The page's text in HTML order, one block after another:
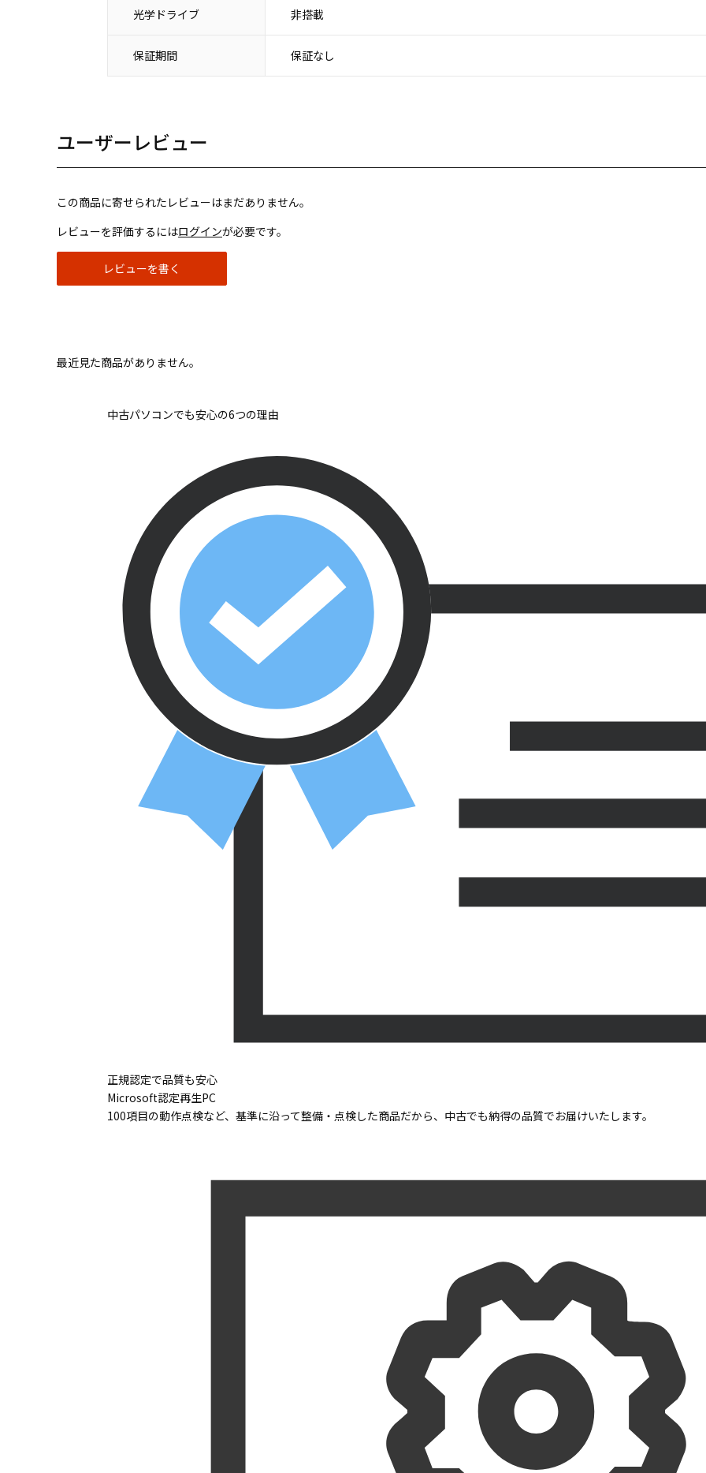
光学ドライブ 非搭載
保証期間 保証なし
ユーザーレビュー
この商品に寄せられたレビューはまだありません。
レビューを評価するにはログインが必要です。
レビューを書く
最近見た商品がありません。
中古パソコンでも安心の6つの理由
正規認定で品質も安心
Microsoft認定再生PC
100項目の動作点検など、基準に沿って整備・点検した商品だから、中古でも納得の品質でお届けいたします。